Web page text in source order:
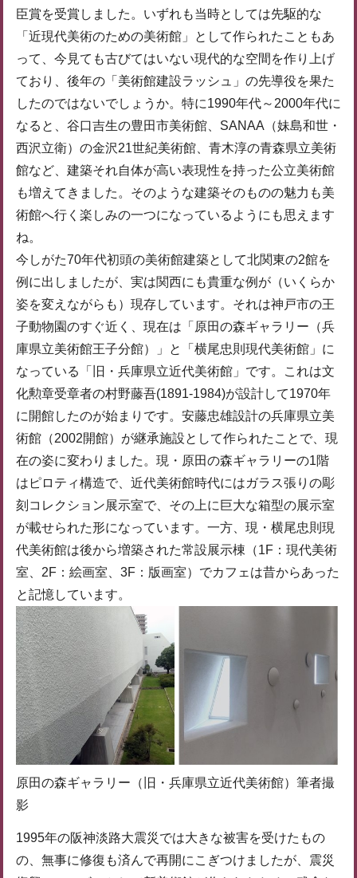
臣賞を受賞しました。いずれも当時としては先駆的な
「近現代美術のための美術館」として作られたこともあ
って、今見ても古びてはいない現代的な空間を作り上げ
ており、後年の「美術館建設ラッシュ」の先導役を果た
したのではないでしょうか。特に1990年代～2000年代に
なると、谷口吉生の豊田市美術館、SANAA（妹島和世・
西沢立衛）の金沢21世紀美術館、青木淳の青森県立美術
館など、建築それ自体が高い表現性を持った公立美術館
も増えてきました。そのような建築そのものの魅力も美
術館へ行く楽しみの一つになっているようにも思えます
ね。
今しがた70年代初頭の美術館建築として北関東の2館を
例に出しましたが、実は関西にも貴重な例が（いくらか
姿を変えながらも）現存しています。それは神戸市の王
子動物園のすぐ近く、現在は「原田の森ギャラリー（兵
庫県立美術館王子分館）」と「横尾忠則現代美術館」に
なっている「旧・兵庫県立近代美術館」です。これは文
化勲章受章者の村野藤吾(1891-1984)が設計して1970年
に開館したのが始まりです。安藤忠雄設計の兵庫県立美
術館（2002開館）が継承施設として作られたことで、現
在の姿に変わりました。現・原田の森ギャラリーの1階
はピロティ構造で、近代美術館時代にはガラス張りの彫
刻コレクション展示室で、その上に巨大な箱型の展示室
が載せられた形になっています。一方、現・横尾忠則現
代美術館は後から増築された常設展示棟（1F：現代美術
室、2F：絵画室、3F：版画室）でカフェは昔からあった
と記憶しています。
原田の森ギャラリー（旧・兵庫県立近代美術館）筆者撮
影
1995年の阪神淡路大震災では大きな被害を受けたもの
の、無事に修復も済んで再開にこぎつけましたが、震災